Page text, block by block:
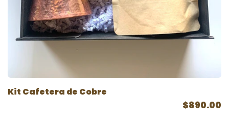
Kit Cafetera de Cobre
$890.00